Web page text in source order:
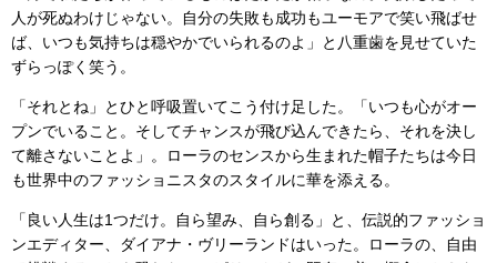
人が死ぬわけじゃない。自分の失敗も成功もユーモアで笑い飛ばせ
ば、いつも気持ちは穏やかでいられるのよ」と八重歯を見せていた
ずらっぽく笑う。
「それとね」とひと呼吸置いてこう付け足した。「いつも心がオー
プンでいること。そしてチャンスが飛び込んできたら、それを決し
て離さないことよ」。ローラのセンスから生まれた帽子たちは今日
も世界中のファッショニスタのスタイルに華を添える。
「良い人生は1つだけ。自ら望み、自ら創る」と、伝説的ファッショ
ンエディター、ダイアナ・ヴリーランドはいった。ローラの、自由